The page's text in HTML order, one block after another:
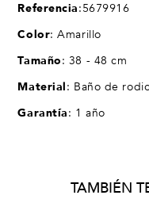
Referencia:5679916
Color: Amarillo
Tamaño: 38 - 48 cm
Material: Baño de
Garantía: 1 año
TAMBIÉN